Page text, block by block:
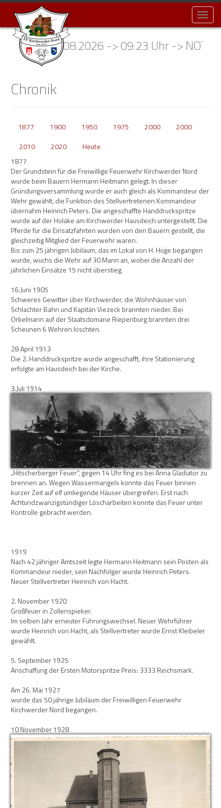
Toggle
06.08.2026 -> 09:23 Uhr -> NOTFNA -
Chronik
1877 1900 1950 1975 2000
2000
2010
2020
Heute
1877
Der Grundstein für die Freiwillige Feuerwehr Kirchwerder Nord
wurde beim Bauern Hermann Heitmann gelegt. In dieser
Gründungsversammlung wurde er auch gleich als Kommandeur der
Wehr gewählt, die Funktion des Stellvertretenen Kommandeur
übernahm Heinrich Peters. Die angeschaffte Handdruckspritze
wurde auf der Holake am Kirchwerder Hausdeich untergestellt. Die
Pferde für die Einsatzfahrten wurden von den Bauern gestellt, die
gleichzeitig Mitglied der Feuerwehr waren.
Bis zum 25 jährigen Jubiläum, das im Lokal von H. Hüge begangen
wurde, wuchs die Wehr auf 30 Mann an, wobei die Anzahl der
jährlichen Einsätze 15 nicht überstieg.
16.Juni 1905
Schweres Gewitter über Kirchwerder, die Wohnhäuser von
Schlachter Bahn und Kapitän Viezeck brannten nieder. Bei
Orkelmann auf der Staatsdomäne Riepenburg brannten drei
Scheunen 6 Wehren löschten.
28 April 1913
Die 2. Handdruckspritze wurde angeschafft, ihre Stationierung
erfolgte am Hausdeich bei der Kirche.
3.Juli 1914
„Hitscherberger Feuer“, gegen 14 Uhr fing es bei Anna Gladiator zu
brennen an. Wegen Wassermangels konnte das Feuer binnen
kurzer Zeit auf elf umliegende Häuser übergreifen. Erst nach
Achtundzwanzigstündiger Löscharbeiten konnte das Feuer unter
Kontrolle gebracht werden.
1919
Nach 42 jähriger Amtszeit legte Hermann Heitmann sein Posten als
Kommandeur nieder, sein Nachfolger wurde Heinrich Peters.
Neuer Stellvertreter Heinrich von Hacht.
2. November 1920
Großfeuer in Zollenspieker.
Im selben Jahr erneuter Führungswechsel. Neuer Wehrführer
wurde Heinrich von Hacht, als Stellvertreter wurde Ernst Kleibeler
gewählt.
5. September 1925
Anschaffung der Ersten Motorspritze Preis: 3333 Reichsmark.
Am 26. Mai 1927
wurde das 50 jährige Jubiläum der Freiwilligen Feuerwehr
Kirchwerder Nord begangen.
10 November 1928